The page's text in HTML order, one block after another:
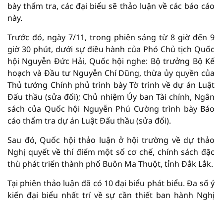
bày thẩm tra, các đại biểu sẽ thảo luận về các báo cáo
này.
Trước đó, ngày 7/11, trong phiên sáng từ 8 giờ đến 9
giờ 30 phút, dưới sự điều hành của Phó Chủ tịch Quốc
hội Nguyễn Đức Hải, Quốc hội nghe: Bộ trưởng Bộ Kế
hoạch và Đầu tư Nguyễn Chí Dũng, thừa ủy quyền của
Thủ tướng Chính phủ trình bày Tờ trình về dự án Luật
Đấu thầu (sửa đổi); Chủ nhiệm Ủy ban Tài chính, Ngân
sách của Quốc hội Nguyễn Phú Cường trình bày Báo
cáo thẩm tra dự án Luật Đấu thầu (sửa đổi).
Sau đó, Quốc hội thảo luận ở hội trường về dự thảo
Nghị quyết về thí điểm một số cơ chế, chính sách đặc
thù phát triển thành phố Buôn Ma Thuột, tỉnh Đắk Lắk.
Tại phiên thảo luận đã có 10 đại biểu phát biểu. Đa số ý
kiến đại biểu nhất trí về sự cần thiết ban hành Nghị